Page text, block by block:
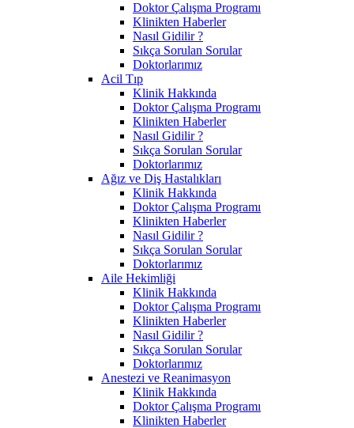
Doktor Çalışma Programı
Klinikten Haberler
Nasıl Gidilir ?
Sıkça Sorulan Sorular
Doktorlarımız
Acil Tıp
Klinik Hakkında
Doktor Çalışma Programı
Klinikten Haberler
Nasıl Gidilir ?
Sıkça Sorulan Sorular
Doktorlarımız
Ağız ve Diş Hastalıkları
Klinik Hakkında
Doktor Çalışma Programı
Klinikten Haberler
Nasıl Gidilir ?
Sıkça Sorulan Sorular
Doktorlarımız
Aile Hekimliği
Klinik Hakkında
Doktor Çalışma Programı
Klinikten Haberler
Nasıl Gidilir ?
Sıkça Sorulan Sorular
Doktorlarımız
Anestezi ve Reanimasyon
Klinik Hakkında
Doktor Çalışma Programı
Klinikten Haberler